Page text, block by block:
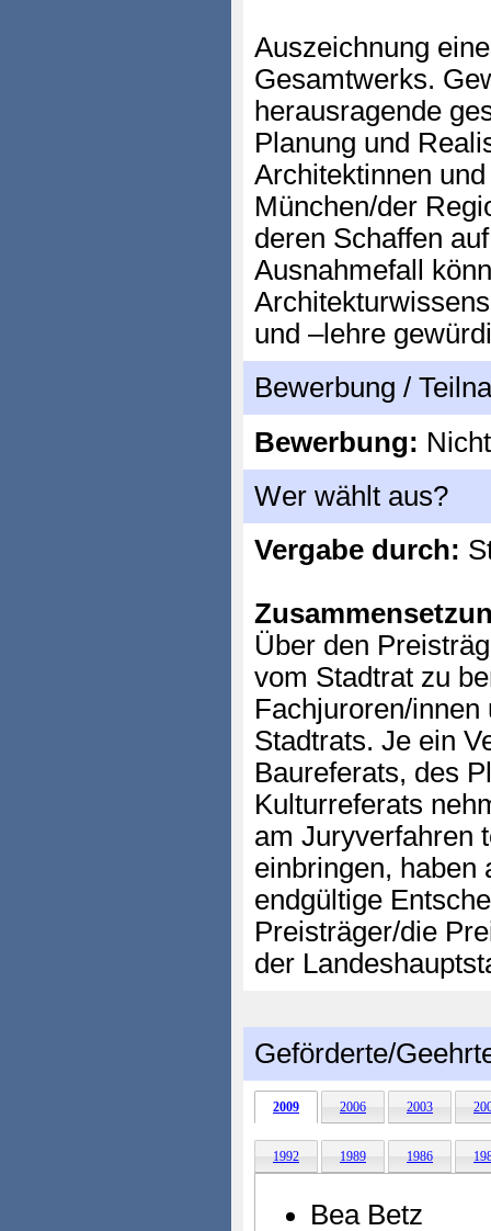
Auszeichnung
Gesamtwerks.
herausragende
Planung und
Architektinnen
München/der
deren Schaffen
Ausnahmefall
und –lehre
Bewerbung /
Bewerbung:
Wer wählt aus?
Vergabe durch:
Über den
vom Stadtrat zu
Fachjuroren/
Stadtrats. Je ein
Baureferats, des
Kulturreferats
am Juryverfahren
einbringen, haben
endgültige
Preisträger/die
der
Geförderte/
2009 2006 2003
1992 1989 1986
Bea Betz